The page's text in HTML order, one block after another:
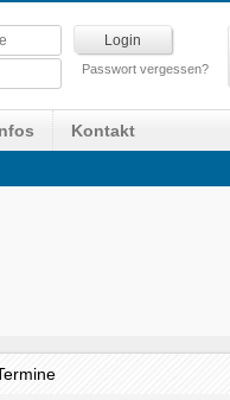
Passwort vergessen?
Kontakt